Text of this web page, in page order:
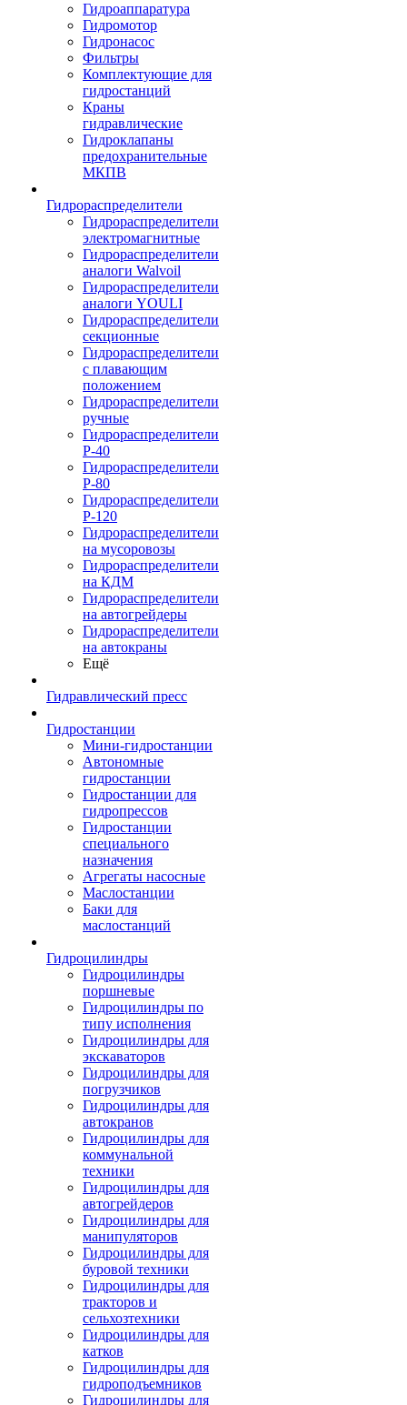
Гидроаппаратура
Гидромотор
Гидронасос
Фильтры
Комплектующие для
гидростанций
Краны
гидравлические
Гидроклапаны
предохранительные
МКПВ
Гидрораспределители
Гидрораспределители
электромагнитные
Гидрораспределители
аналоги Walvoil
Гидрораспределители
аналоги YOULI
Гидрораспределители
секционные
Гидрораспределители
с плавающим
положением
Гидрораспределители
ручные
Гидрораспределители
Р-40
Гидрораспределители
Р-80
Гидрораспределители
Р-120
Гидрораспределители
на мусоровозы
Гидрораспределители
на КДМ
Гидрораспределители
на автогрейдеры
Гидрораспределители
на автокраны
Ещё
Гидравлический пресс
Гидростанции
Мини-гидростанции
Автономные
гидростанции
Гидростанции для
гидропрессов
Гидростанции
специального
назначения
Агрегаты насосные
Маслостанции
Баки для
маслостанций
Гидроцилиндры
Гидроцилиндры
поршневые
Гидроцилиндры по
типу исполнения
Гидроцилиндры для
экскаваторов
Гидроцилиндры для
погрузчиков
Гидроцилиндры для
автокранов
Гидроцилиндры для
коммунальной
техники
Гидроцилиндры для
автогрейдеров
Гидроцилиндры для
манипуляторов
Гидроцилиндры для
буровой техники
Гидроцилиндры для
тракторов и
сельхозтехники
Гидроцилиндры для
катков
Гидроцилиндры для
гидроподъемников
Гидроцилиндры для